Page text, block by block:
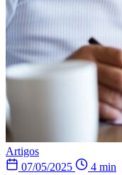
Artigos
07/05/2025
4 min